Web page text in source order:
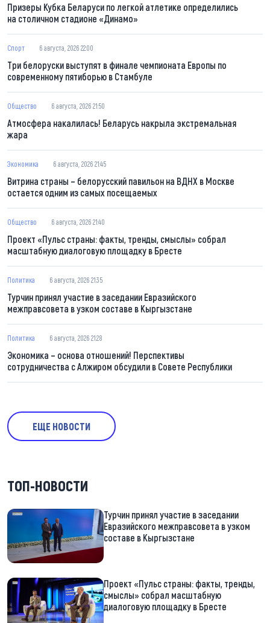
Призеры Кубка Беларуси по легкой атлетике определились
на столичном стадионе «Динамо»
Спорт 6 августа, 2026 22:00
Три белоруски выступят в финале чемпионата Европы по
современному пятиборью в Стамбуле
Общество 6 августа, 2026 21:50
Атмосфера накалилась! Беларусь накрыла экстремальная
жара
Экономика 6 августа, 2026 21:45
Витрина страны – белорусский павильон на ВДНХ в Москве
остается одним из самых посещаемых
Общество 6 августа, 2026 21:40
Проект «Пульс страны: факты, тренды, смыслы» собрал
масштабную диалоговую площадку в Бресте
Политика 6 августа, 2026 21:35
Турчин принял участие в заседании Евразийского
межправсовета в узком составе в Кыргызстане
Политика 6 августа, 2026 21:28
Экономика – основа отношений! Перспективы
сотрудничества с Алжиром обсудили в Совете Республики
ЕЩЕ НОВОСТИ
ТОП-НОВОСТИ
Турчин принял участие в заседании
Евразийского межправсовета в узком
составе в Кыргызстане
Проект «Пульс страны: факты, тренды,
смыслы» собрал масштабную
диалоговую площадку в Бресте